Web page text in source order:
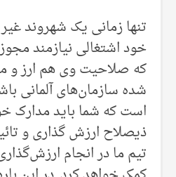
تنها زمانی‌ یک شهروند
خود اشتغالی نیازمند مجوز
که صلاحیت وی هم ارز و
شده سازمان‌های آلمانی‌
است که شما باید مدارک
ذیصلاح ارزش گذاری و
تیم ما در انجام